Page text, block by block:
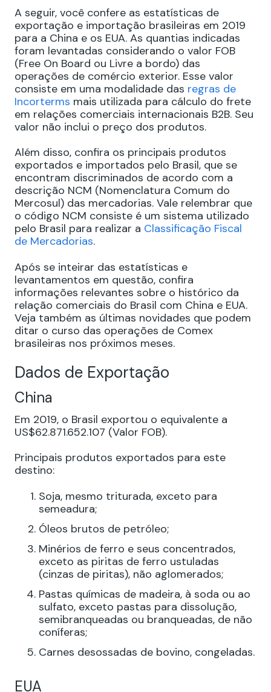
A seguir, você confere as estatísticas de
exportação e importação brasileiras em 2019
para a China e os EUA. As quantias indicadas
foram levantadas considerando o valor FOB
(Free On Board ou Livre a bordo) das
operações de comércio exterior. Esse valor
consiste em uma modalidade das regras de
Incorterms mais utilizada para cálculo do frete
em relações comerciais internacionais B2B. Seu
valor não inclui o preço dos produtos.
Além disso, confira os principais produtos
exportados e importados pelo Brasil, que se
encontram discriminados de acordo com a
descrição NCM (Nomenclatura Comum do
Mercosul) das mercadorias. Vale relembrar que
o código NCM consiste é um sistema utilizado
pelo Brasil para realizar a Classificação Fiscal
de Mercadorias.
Após se inteirar das estatísticas e
levantamentos em questão, confira
informações relevantes sobre o histórico da
relação comerciais do Brasil com China e EUA.
Veja também as últimas novidades que podem
ditar o curso das operações de Comex
brasileiras nos próximos meses.
Dados de Exportação
China
Em 2019, o Brasil exportou o equivalente a
US$62.871.652.107 (Valor FOB).
Principais produtos exportados para este
destino:
Soja, mesmo triturada, exceto para
semeadura;
Óleos brutos de petróleo;
Minérios de ferro e seus concentrados,
exceto as piritas de ferro ustuladas
(cinzas de piritas), não aglomerados;
Pastas químicas de madeira, à soda ou ao
sulfato, exceto pastas para dissolução,
semibranqueadas ou branqueadas, de não
coníferas;
Carnes desossadas de bovino, congeladas.
EUA